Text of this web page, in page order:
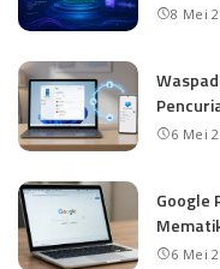
8 Mei
6 Mei
Google
6 Mei